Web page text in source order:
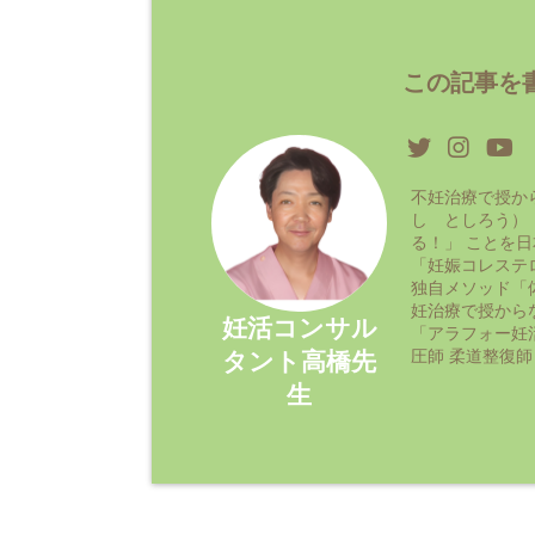
この記事を
妊活コンサル
タント高橋先
生
不妊治療で授
し としろう）
る！」 ことを
「妊娠コレス
独自メソッド「
妊治療で授から
「アラフォー
圧師 柔道整復